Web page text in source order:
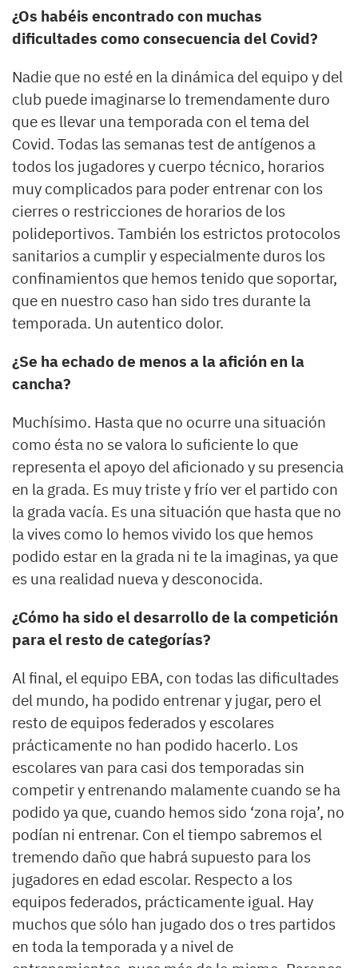
¿Os habéis encontrado con muchas
dificultades como consecuencia del Covid?
Nadie que no esté en la dinámica del equipo y del
club puede imaginarse lo tremendamente duro
que es llevar una temporada con el tema del
Covid. Todas las semanas test de antígenos a
todos los jugadores y cuerpo técnico, horarios
muy complicados para poder entrenar con los
cierres o restricciones de horarios de los
polideportivos. También los estrictos protocolos
sanitarios a cumplir y especialmente duros los
confinamientos que hemos tenido que soportar,
que en nuestro caso han sido tres durante la
temporada. Un autentico dolor.
¿Se ha echado de menos a la afición en la
cancha?
Muchísimo. Hasta que no ocurre una situación
como ésta no se valora lo suficiente lo que
representa el apoyo del aficionado y su presencia
en la grada. Es muy triste y frío ver el partido con
la grada vacía. Es una situación que hasta que no
la vives como lo hemos vivido los que hemos
podido estar en la grada ni te la imaginas, ya que
es una realidad nueva y desconocida.
¿Cómo ha sido el desarrollo de la competición
para el resto de categorías?
Al final, el equipo EBA, con todas las dificultades
del mundo, ha podido entrenar y jugar, pero el
resto de equipos federados y escolares
prácticamente no han podido hacerlo. Los
escolares van para casi dos temporadas sin
competir y entrenando malamente cuando se ha
podido ya que, cuando hemos sido ‘zona roja’, no
podían ni entrenar. Con el tiempo sabremos el
tremendo daño que habrá supuesto para los
jugadores en edad escolar. Respecto a los
equipos federados, prácticamente igual. Hay
muchos que sólo han jugado dos o tres partidos
en toda la temporada y a nivel de